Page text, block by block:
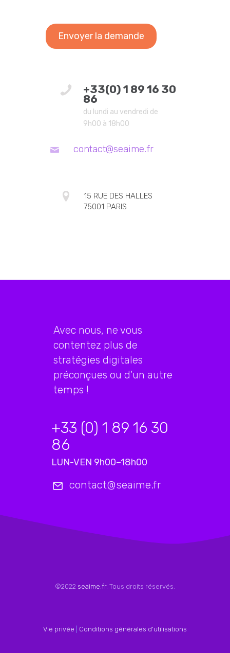
+33(0) 1 89 16 30
86
du lundi au vendredi de
9h00 à 18h00
contact@seaime.fr
15 RUE DES HALLES
75001 PARIS
Avec nous, ne vous
contentez plus de
stratégies digitales
préconçues ou d'un autre
temps !
+33 (0) 1 89 16 30
86
LUN-VEN 9h00–18h00
contact@seaime.fr
©2022 seaime.fr. Tous droits réservés.
Vie privée Conditions générales d'utilisations